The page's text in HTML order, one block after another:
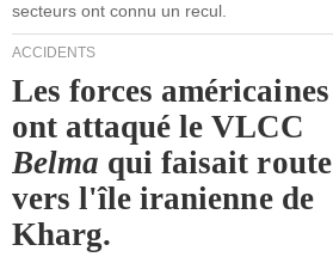
secteurs ont connu un recul.
ACCIDENTS
Les forces américaines
ont attaqué le VLCC
Belma qui faisait route
vers l'île iranienne de
Kharg.